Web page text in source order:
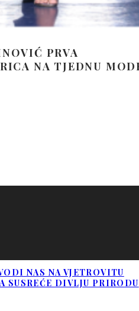
PRVA
NA TJEDNU
NAS NA VJETROVITU
SUSREĆE DIVLJU PRIRODU